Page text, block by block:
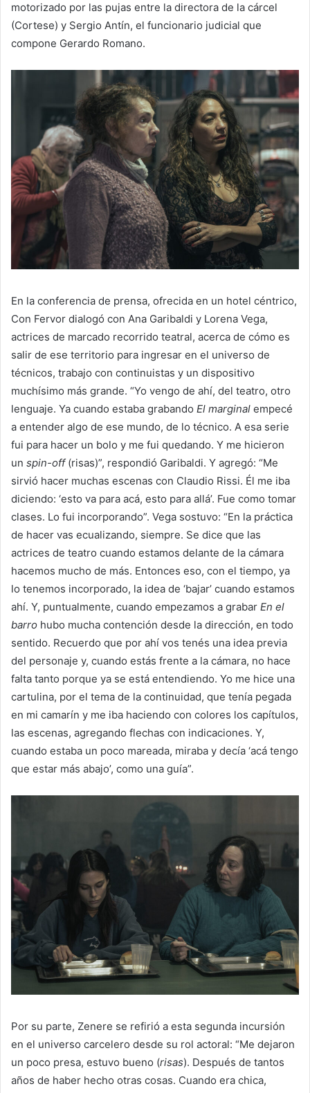
motorizado por las pujas entre la directora de la cárcel
(Cortese) y Sergio Antín, el funcionario judicial que
compone Gerardo Romano.
En la conferencia de prensa, ofrecida en un hotel céntrico,
Con Fervor dialogó con Ana Garibaldi y Lorena Vega,
actrices de marcado recorrido teatral, acerca de cómo es
salir de ese territorio para ingresar en el universo de
técnicos, trabajo con continuistas y un dispositivo
muchísimo más grande. “Yo vengo de ahí, del teatro, otro
lenguaje. Ya cuando estaba grabando El marginal empecé
a entender algo de ese mundo, de lo técnico. A esa serie
fui para hacer un bolo y me fui quedando. Y me hicieron
un spin-off(risas)”, respondió Garibaldi. Y agregó: “Me
sirvió hacer muchas escenas con Claudio Rissi. Él me iba
diciendo: ‘esto va para acá, esto para allá’. Fue como tomar
clases. Lo fui incorporando”. Vega sostuvo: “En la práctica
de hacer vas ecualizando, siempre. Se dice que las
actrices de teatro cuando estamos delante de la cámara
hacemos mucho de más. Entonces eso, con el tiempo, ya
lo tenemos incorporado, la idea de ‘bajar’ cuando estamos
ahí. Y, puntualmente, cuando empezamos a grabar En el
barro hubo mucha contención desde la dirección, en todo
sentido. Recuerdo que por ahí vos tenés una idea previa
del personaje y, cuando estás frente a la cámara, no hace
falta tanto porque ya se está entendiendo. Yo me hice una
cartulina, por el tema de la continuidad, que tenía pegada
en mi camarín y me iba haciendo con colores los capítulos,
las escenas, agregando flechas con indicaciones. Y,
cuando estaba un poco mareada, miraba y decía ‘acá tengo
que estar más abajo’, como una guía”.
Por su parte, Zenere se refirió a esta segunda incursión
en el universo carcelero desde su rol actoral: “Me dejaron
un poco presa, estuvo bueno (risas). Después de tantos
años de haber hecho otras cosas. Cuando era chica,